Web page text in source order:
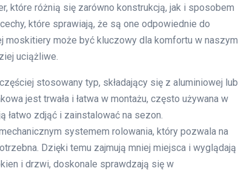
które różnią się zarówno konstrukcją, jak i sposobem
które sprawiają, że są one odpowiednie do
moskitiery może być kluczowy dla komfortu w naszym
uciążliwe.
stosowany typ, składający się z aluminiowej lub
jest trwała i łatwa w montażu, często używana w
łatwo zdjąć i zainstalować na sezon.
systemem rolowania, który pozwala na
Dzięki temu zajmują mniej miejsca i wyglądają
i drzwi, doskonale sprawdzają się w